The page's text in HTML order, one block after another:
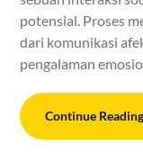
potensial. Proses
dari komunikasi
pengalaman
Continue Reading